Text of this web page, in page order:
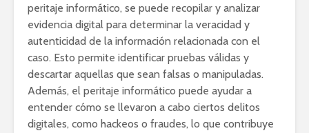
peritaje informático, se puede recopilar y analizar
evidencia digital para determinar la veracidad y
autenticidad de la información relacionada con el
caso. Esto permite identificar pruebas válidas y
descartar aquellas que sean falsas o manipuladas.
Además, el peritaje informático puede ayudar a
entender cómo se llevaron a cabo ciertos delitos
digitales, como hackeos o fraudes, lo que contribuye